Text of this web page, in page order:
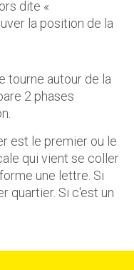
dite «
la position de la
tourne autour de la
2 phases
est le premier ou le
qui vient se coller
une lettre. Si
quartier. Si c'est un